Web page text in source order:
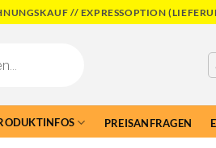
// EXPRESSOPTION
PREISANFRAGEN